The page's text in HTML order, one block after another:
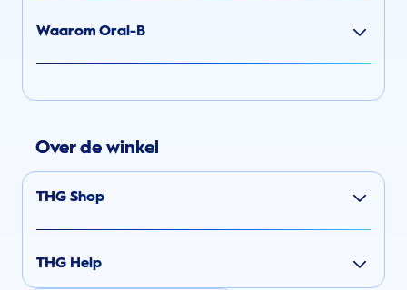
Waarom Oral-B
Over de winkel
THG Shop
THG Help